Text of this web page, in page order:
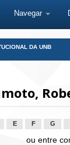
Navegar
DA UNB
E F G
ou entre